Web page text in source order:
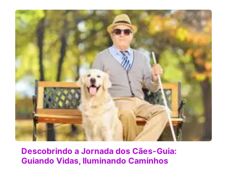
Descobrindo a Jornada dos Cães-Guia:
Guiando Vidas, Iluminando Caminhos